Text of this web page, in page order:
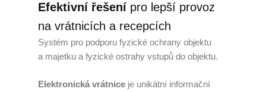
PCO – Pult centrální ochrany
Napojení na PCO
Efektivní řešení pro lepší provoz
na vrátnicích a recepcích
Systém pro podporu fyzické ochrany objektu
a majetku a fyzické ostrahy vstupů do objektu.
Elektronická vrátnice je unikátní informační